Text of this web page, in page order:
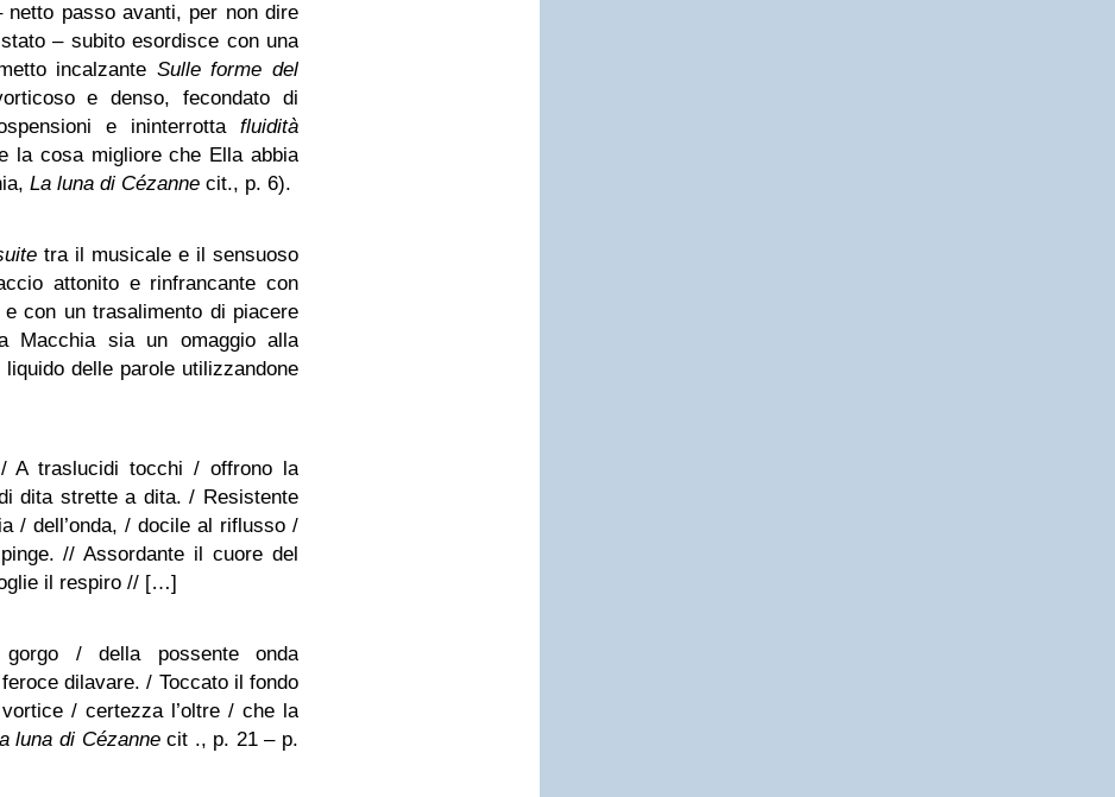
netto passo avanti, per non dire
– subito esordisce con una
incalzante Sulle forme del
e denso, fecondato di
e ininterrotta fluidità
la cosa migliore che Ella abbia
La luna di Cézanne cit., p. 6).
tra il musicale e il sensuoso
attonito e rinfrancante con
con un trasalimento di piacere
Macchia sia un omaggio alla
delle parole utilizzandone
A traslucidi tocchi / offrono la
dita strette a dita. / Resistente
/ dell’onda, / docile al riflusso /
// Assordante il cuore del
il respiro // […]
/ della possente onda
dilavare. / Toccato il fondo
/ certezza l’oltre / che la
luna di Cézannecit ., p. 21 – p.